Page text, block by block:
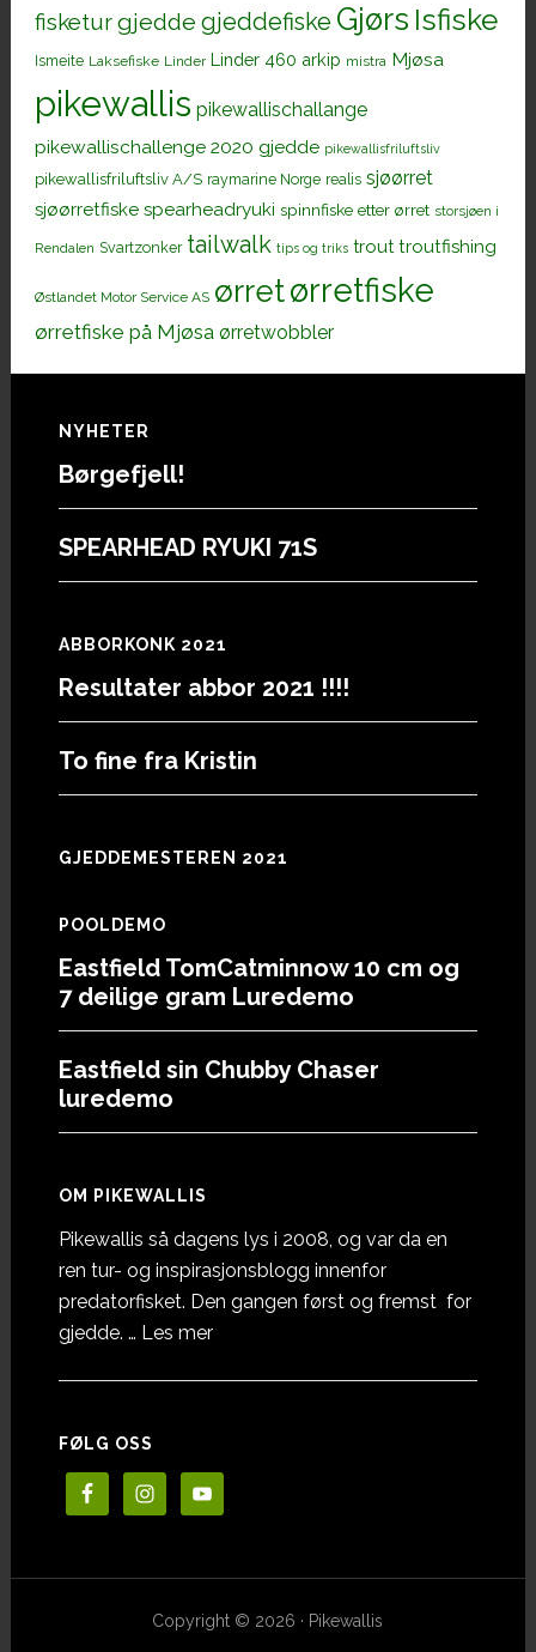
fisketurgjedde gjeddefiske Gjørs Isfiske
Ismeite Laksefiske Linder Linder 460 arkip mistra Mjøsa
pikewallis pikewallischallange
pikewallischallenge 2020 gjedde pikewallisfriluftsliv
pikewallisfriluftsliv A/S raymarine Norge realis sjøørret
sjøørretfiske spearheadryuki spinnfiske etter ørret storsjøen i
Rendalen Svartzonker tailwalk tips og triks trout troutfishing
Østlandet Motor Service AS ørretørretfiske
ørretfiske på Mjøsa ørretwobbler
Footer
NYHETER
Børgefjell!
SPEARHEAD RYUKI 71S
ABBORKONK 2021
Resultater abbor 2021 !!!!
To fine fra Kristin
GJEDDEMESTEREN 2021
POOLDEMO
Eastfield TomCatminnow 10 cm og
7 deilige gram Luredemo
Eastfield sin Chubby Chaser
luredemo
OM PIKEWALLIS
Pikewallis så dagens lys i 2008, og var da en
ren tur- og inspirasjonsblogg innenfor
predatorfisket. Den gangen først og fremst for
gjedde. … Les meromOm
FØLG OSS
Copyright © 2026 · Pikewallis